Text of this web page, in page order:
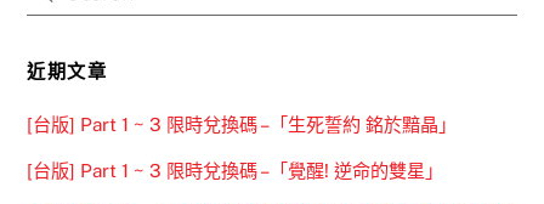
近期文章
[台版] Part 1 ~ 3 限時兌換碼 –「生死誓約 銘於黯晶」
[台版] Part 1 ~ 3 限時兌換碼 –「覺醒! 逆命的雙星」